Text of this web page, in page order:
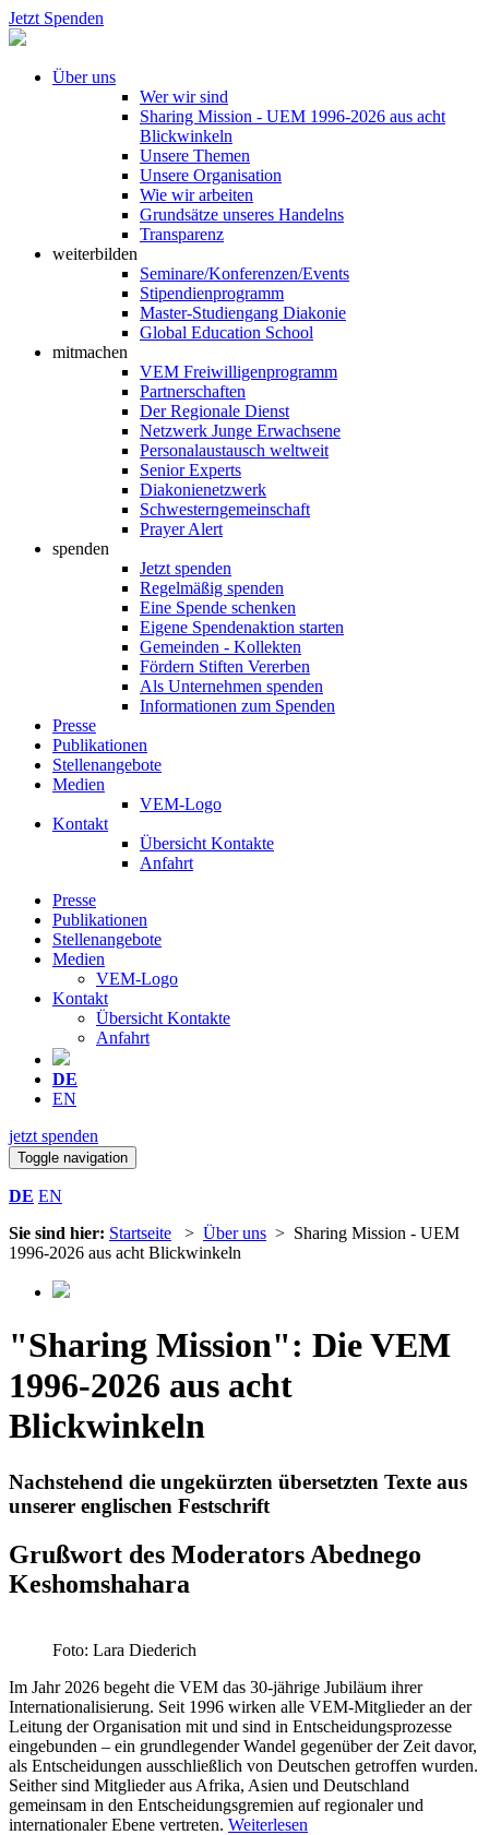
Jetzt Spenden
Über uns
Wer wir sind
Sharing Mission - UEM 1996-2026 aus acht
Blickwinkeln
Unsere Themen
Unsere Organisation
Wie wir arbeiten
Grundsätze unseres Handelns
Transparenz
weiterbilden
Seminare/Konferenzen/Events
Stipendienprogramm
Master-Studiengang Diakonie
Global Education School
mitmachen
VEM Freiwilligenprogramm
Partnerschaften
Der Regionale Dienst
Netzwerk Junge Erwachsene
Personalaustausch weltweit
Senior Experts
Diakonienetzwerk
Schwesterngemeinschaft
Prayer Alert
spenden
Jetzt spenden
Regelmäßig spenden
Eine Spende schenken
Eigene Spendenaktion starten
Gemeinden - Kollekten
Fördern Stiften Vererben
Als Unternehmen spenden
Informationen zum Spenden
Presse
Publikationen
Stellenangebote
Medien
VEM-Logo
Kontakt
Übersicht Kontakte
Anfahrt
Presse
Publikationen
Stellenangebote
Medien
VEM-Logo
Kontakt
Übersicht Kontakte
Anfahrt
DE
EN
jetzt spenden
Toggle navigation
DE EN
Sie sind hier: Startseite > Über uns > Sharing Mission - UEM
1996-2026 aus acht Blickwinkeln
"Sharing Mission": Die VEM
1996-2026 aus acht
Blickwinkeln
Nachstehend die ungekürzten übersetzten Texte aus
unserer englischen Festschrift
Grußwort des Moderators Abednego
Keshomshahara
Foto: Lara Diederich
Im Jahr 2026 begeht die VEM das 30-jährige Jubiläum ihrer
Internationalisierung. Seit 1996 wirken alle VEM-Mitglieder an der
Leitung der Organisation mit und sind in Entscheidungsprozesse
eingebunden – ein grundlegender Wandel gegenüber der Zeit davor,
als Entscheidungen ausschließlich von Deutschen getroffen wurden.
Seither sind Mitglieder aus Afrika, Asien und Deutschland
gemeinsam in den Entscheidungsgremien auf regionaler und
internationaler Ebene vertreten. Weiterlesen